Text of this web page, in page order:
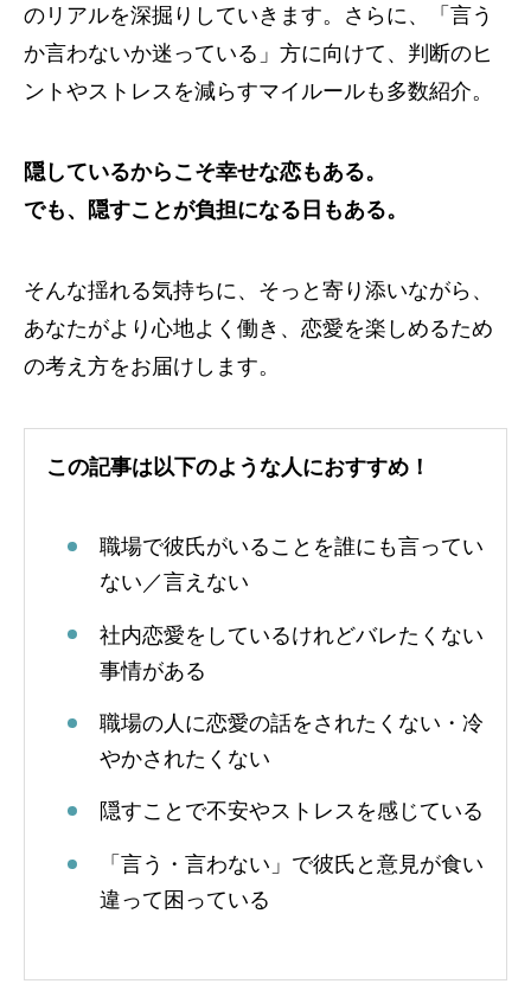
のリアルを深掘りしていきます。さらに、「言う
か言わないか迷っている」方に向けて、判断のヒ
ントやストレスを減らすマイルールも多数紹介。
隠しているからこそ幸せな恋もある。
でも、隠すことが負担になる日もある。
そんな揺れる気持ちに、そっと寄り添いながら、
あなたがより心地よく働き、恋愛を楽しめるため
の考え方をお届けします。
この記事は以下のような人におすすめ！
職場で彼氏がいることを誰にも言ってい
ない／言えない
社内恋愛をしているけれどバレたくない
事情がある
職場の人に恋愛の話をされたくない・冷
やかされたくない
隠すことで不安やストレスを感じている
「言う・言わない」で彼氏と意見が食い
違って困っている